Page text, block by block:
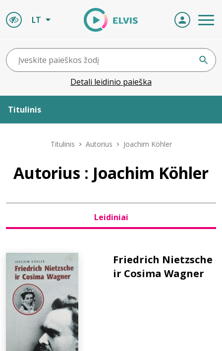
LT
Detali leidinio paieška
Titulinis
Leidiniai
D.U.K.
Titulinis Autorius Joachim Köhler
Autorius : Joachim Köhler
Leidiniai
Friedrich Nietzsche
ir Cosima Wagner